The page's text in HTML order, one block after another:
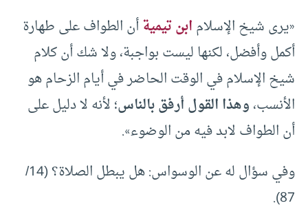
«يرى شيخ الإسلامابن تيميةأن الطواف على طهارة
أكمل وأفضل، لكنها ليست بواجبة، ولا شك أن كلام
شيخ الإسلام في الوقت الحاضر في أيام الزحام هو
الأنسب،وهذا القول أرفق بالناس؛ لأنه لا دليل على
أن الطواف لابد فيه من الوضوء».
وفي سؤال له عن الوسواس: هل يبطل الصلاة؟ (14/
87).